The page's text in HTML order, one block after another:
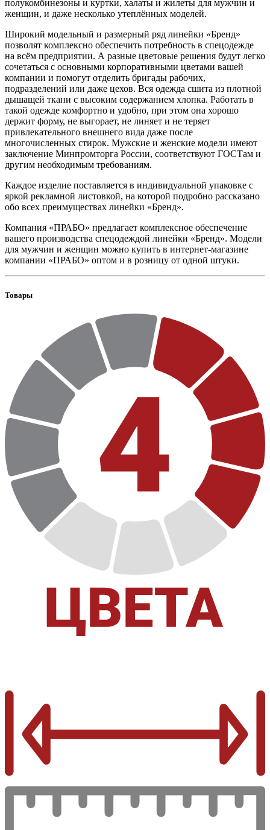
полукомбинезоны и куртки, халаты и жилеты для мужчин и
женщин, и даже несколько утеплённых моделей.
Широкий модельный и размерный ряд линейки «Бренд»
позволят комплексно обеспечить потребность в спецодежде
на всём предприятии. А разные цветовые решения будут легко
сочетаться с основными корпоративными цветами вашей
компании и помогут отделить бригады рабочих,
подразделений или даже цехов. Вся одежда сшита из плотной
дышащей ткани с высоким содержанием хлопка. Работать в
такой одежде комфортно и удобно, при этом она хорошо
держит форму, не выгорает, не линяет и не теряет
привлекательного внешнего вида даже после
многочисленных стирок. Мужские и женские модели имеют
заключение Минпромторга России, соответствуют ГОСТам и
другим необходимым требованиям.
Каждое изделие поставляется в индивидуальной упаковке с
яркой рекламной листовкой, на которой подробно рассказано
обо всех преимуществах линейки «Бренд».
Компания «ПРАБО» предлагает комплексное обеспечение
вашего производства спецодеждой линейки «Бренд». Модели
для мужчин и женщин можно купить в интернет-магазине
компании «ПРАБО» оптом и в розницу от одной штуки.
Товары